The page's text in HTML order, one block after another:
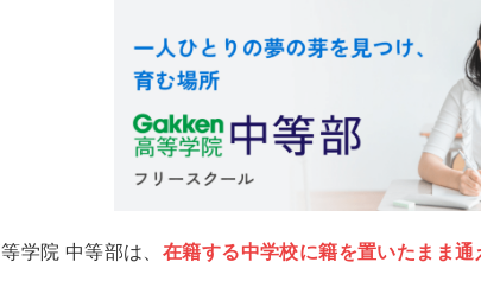
学院 中等部は、 在籍する中学校に籍を置いたまま